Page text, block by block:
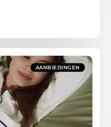
AANBIEDINGEN